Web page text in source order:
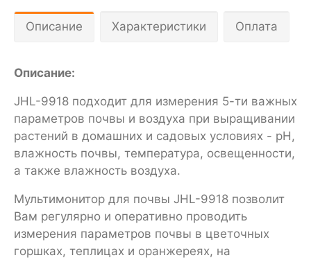
Описание Характеристики Оплата
Описание:
JHL-9918 подходит для измерения 5-ти важных
параметров почвы и воздуха при выращивании
растений в домашних и садовых условиях - pH,
влажность почвы, температура, освещенности,
а также влажность воздуха.
Мультимонитор для почвы JHL-9918 позволит
Вам регулярно и оперативно проводить
измерения параметров почвы в цветочных
горшках, теплицах и оранжереях, на